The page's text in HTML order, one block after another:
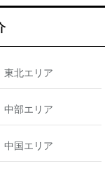
東北エリア
中部エリア
中国エリア